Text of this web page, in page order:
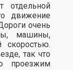
отдельной
движение
очень
машины,
так что
проезжим